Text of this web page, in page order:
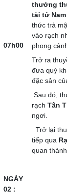
07h00
thưởng
tài tử Nam
thức trà
vào rạch
phong
Trở ra
đưa quý
đặc sản
Sau đó,
rạch Tân
ngơi.
Trở lại
tiếp qua
quan
NGÀY
02 :